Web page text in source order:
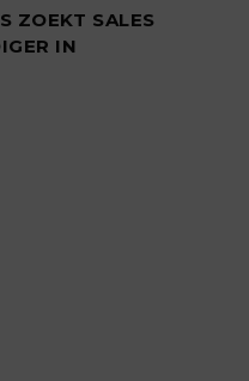
ZOEKT SALES
IN